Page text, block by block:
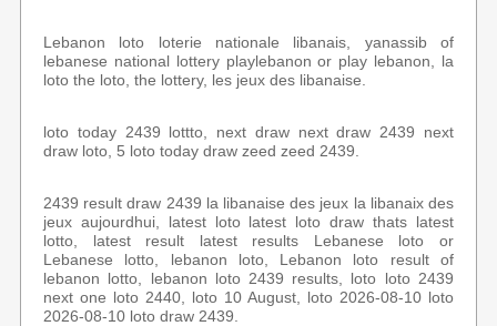
Lebanon loto loterie nationale libanais, yanassib of
lebanese national lottery playlebanon or play lebanon, la
loto the loto, the lottery, les jeux des libanaise.
loto today 2439 lottto, next draw next draw 2439 next
draw loto, 5 loto today draw zeed zeed 2439.
2439 result draw 2439 la libanaise des jeux la libanaix des
jeux aujourdhui, latest loto latest loto draw thats latest
lotto, latest result latest results Lebanese loto or
Lebanese lotto, lebanon loto, Lebanon loto result of
lebanon lotto, lebanon loto 2439 results, loto loto 2439
next one loto 2440, loto 10 August, loto 2026-08-10 loto
2026-08-10 loto draw 2439.